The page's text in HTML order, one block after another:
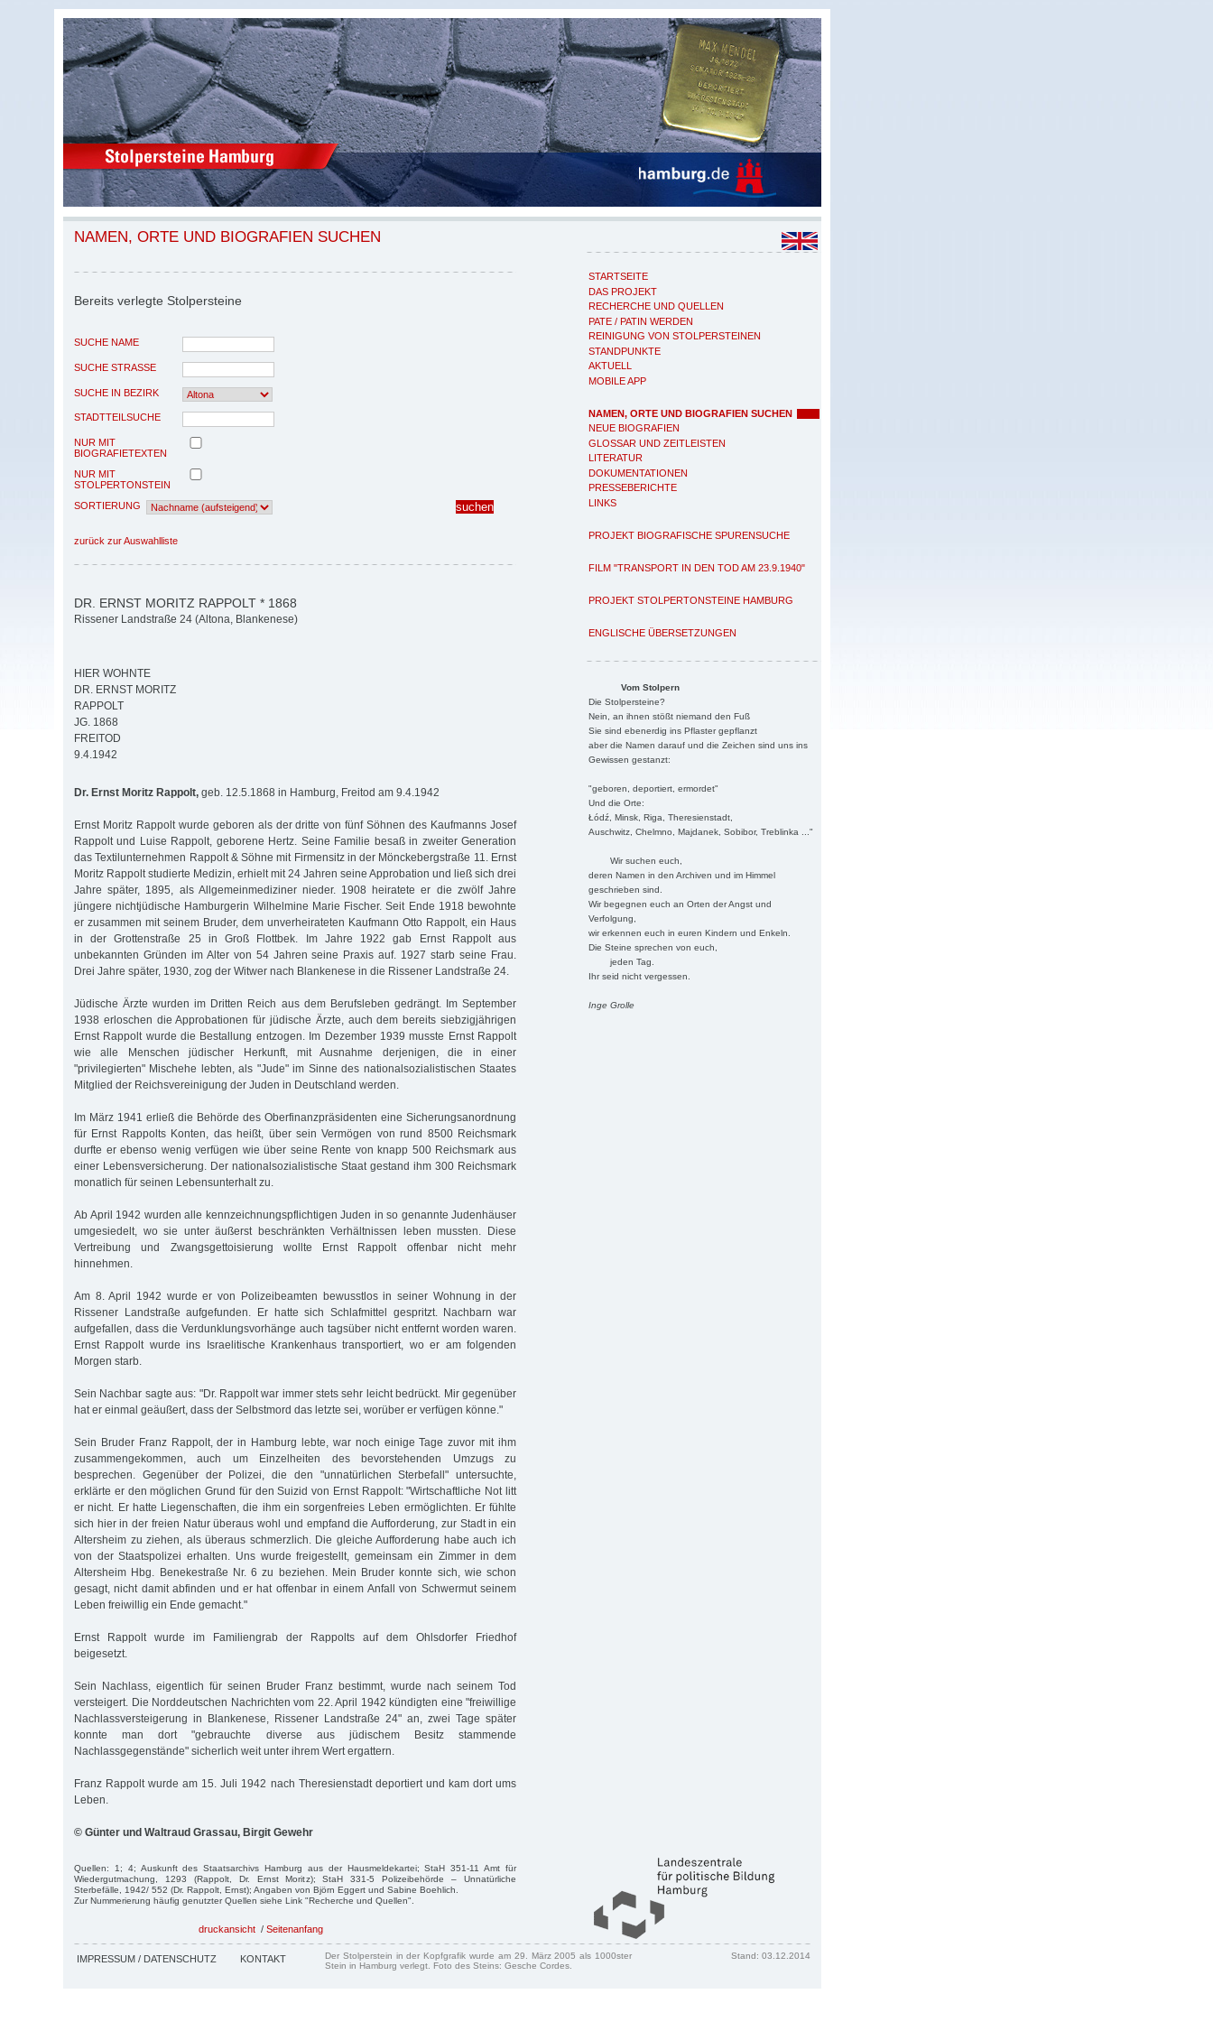
STARTSEITE
DAS PROJEKT
RECHERCHE UND QUELLEN
PATE / PATIN WERDEN
REINIGUNG VON STOLPERSTEINEN
STANDPUNKTE
AKTUELL
MOBILE APP
NAMEN, ORTE UND BIOGRAFIEN SUCHEN
NEUE BIOGRAFIEN
GLOSSAR UND ZEITLEISTEN
LITERATUR
DOKUMENTATIONEN
PRESSEBERICHTE
LINKS
PROJEKT BIOGRAFISCHE SPURENSUCHE
FILM "TRANSPORT IN DEN TOD AM 23.9.1940"
PROJEKT STOLPERTONSTEINE HAMBURG
ENGLISCHE ÜBERSETZUNGEN
Vom Stolpern
Die Stolpersteine?
Nein, an ihnen stößt niemand den Fuß
Sie sind ebenerdig ins Pflaster gepflanzt
aber die Namen darauf und die Zeichen sind uns ins
Gewissen gestanzt:
"geboren, deportiert, ermordet"
Und die Orte:
Łódź, Minsk, Riga, Theresienstadt,
Auschwitz, Chelmno, Majdanek, Sobibor, Treblinka ..."
Wir suchen euch,
deren Namen in den Archiven und im Himmel
geschrieben sind.
Wir begegnen euch an Orten der Angst und
Verfolgung,
wir erkennen euch in euren Kindern und Enkeln.
Die Steine sprechen von euch,
jeden Tag.
Ihr seid nicht vergessen.
Inge Grolle
NAMEN, ORTE UND BIOGRAFIEN SUCHEN
Bereits verlegte Stolpersteine
SUCHE NAME
SUCHE STRASSE
SUCHE IN BEZIRK
STADTTEILSUCHE
NUR MIT
BIOGRAFIETEXTEN
NUR MIT
STOLPERTONSTEIN
SORTIERUNG
zurück zur Auswahlliste
DR. ERNST MORITZ RAPPOLT * 1868
Rissener Landstraße 24 (Altona, Blankenese)
HIER WOHNTE
DR. ERNST MORITZ
RAPPOLT
JG. 1868
FREITOD
9.4.1942
Dr. Ernst Moritz Rappolt, geb. 12.5.1868 in Hamburg, Freitod am 9.4.1942
Ernst Moritz Rappolt wurde geboren als der dritte von fünf Söhnen des Kaufmanns Josef
Rappolt und Luise Rappolt, geborene Hertz. Seine Familie besaß in zweiter Generation
das Textilunternehmen Rappolt & Söhne mit Firmensitz in der Mönckebergstraße 11. Ernst
Moritz Rappolt studierte Medizin, erhielt mit 24 Jahren seine Approbation und ließ sich drei
Jahre später, 1895, als Allgemeinmediziner nieder. 1908 heiratete er die zwölf Jahre
jüngere nichtjüdische Hamburgerin Wilhelmine Marie Fischer. Seit Ende 1918 bewohnte
er zusammen mit seinem Bruder, dem unverheirateten Kaufmann Otto Rappolt, ein Haus
in der Grottenstraße 25 in Groß Flottbek. Im Jahre 1922 gab Ernst Rappolt aus
unbekannten Gründen im Alter von 54 Jahren seine Praxis auf. 1927 starb seine Frau.
Drei Jahre später, 1930, zog der Witwer nach Blankenese in die Rissener Landstraße 24.
Jüdische Ärzte wurden im Dritten Reich aus dem Berufsleben gedrängt. Im September
1938 erloschen die Approbationen für jüdische Ärzte, auch dem bereits siebzigjährigen
Ernst Rappolt wurde die Bestallung entzogen. Im Dezember 1939 musste Ernst Rappolt
wie alle Menschen jüdischer Herkunft, mit Ausnahme derjenigen, die in einer
"privilegierten" Mischehe lebten, als "Jude" im Sinne des nationalsozialistischen Staates
Mitglied der Reichsvereinigung der Juden in Deutschland werden.
Im März 1941 erließ die Behörde des Oberfinanzpräsidenten eine Sicherungsanordnung
für Ernst Rappolts Konten, das heißt, über sein Vermögen von rund 8500 Reichsmark
durfte er ebenso wenig verfügen wie über seine Rente von knapp 500 Reichsmark aus
einer Lebensversicherung. Der nationalsozialistische Staat gestand ihm 300 Reichsmark
monatlich für seinen Lebensunterhalt zu.
Ab April 1942 wurden alle kennzeichnungspflichtigen Juden in so genannte Judenhäuser
umgesiedelt, wo sie unter äußerst beschränkten Verhältnissen leben mussten. Diese
Vertreibung und Zwangsgettoisierung wollte Ernst Rappolt offenbar nicht mehr
hinnehmen.
Am 8. April 1942 wurde er von Polizeibeamten bewusstlos in seiner Wohnung in der
Rissener Landstraße aufgefunden. Er hatte sich Schlafmittel gespritzt. Nachbarn war
aufgefallen, dass die Verdunklungsvorhänge auch tagsüber nicht entfernt worden waren.
Ernst Rappolt wurde ins Israelitische Krankenhaus transportiert, wo er am folgenden
Morgen starb.
Sein Nachbar sagte aus: "Dr. Rappolt war immer stets sehr leicht bedrückt. Mir gegenüber
hat er einmal geäußert, dass der Selbstmord das letzte sei, worüber er verfügen könne."
Sein Bruder Franz Rappolt, der in Hamburg lebte, war noch einige Tage zuvor mit ihm
zusammengekommen, auch um Einzelheiten des bevorstehenden Umzugs zu
besprechen. Gegenüber der Polizei, die den "unnatürlichen Sterbefall" untersuchte,
erklärte er den möglichen Grund für den Suizid von Ernst Rappolt: "Wirtschaftliche Not litt
er nicht. Er hatte Liegenschaften, die ihm ein sorgenfreies Leben ermöglichten. Er fühlte
sich hier in der freien Natur überaus wohl und empfand die Aufforderung, zur Stadt in ein
Altersheim zu ziehen, als überaus schmerzlich. Die gleiche Aufforderung habe auch ich
von der Staatspolizei erhalten. Uns wurde freigestellt, gemeinsam ein Zimmer in dem
Altersheim Hbg. Benekestraße Nr. 6 zu beziehen. Mein Bruder konnte sich, wie schon
gesagt, nicht damit abfinden und er hat offenbar in einem Anfall von Schwermut seinem
Leben freiwillig ein Ende gemacht."
Ernst Rappolt wurde im Familiengrab der Rappolts auf dem Ohlsdorfer Friedhof
beigesetzt.
Sein Nachlass, eigentlich für seinen Bruder Franz bestimmt, wurde nach seinem Tod
versteigert. Die Norddeutschen Nachrichten vom 22. April 1942 kündigten eine "freiwillige
Nachlassversteigerung in Blankenese, Rissener Landstraße 24" an, zwei Tage später
konnte man dort "gebrauchte diverse aus jüdischem Besitz stammende
Nachlassgegenstände" sicherlich weit unter ihrem Wert ergattern.
Franz Rappolt wurde am 15. Juli 1942 nach Theresienstadt deportiert und kam dort ums
Leben.
© Günter und Waltraud Grassau, Birgit Gewehr
Quellen: 1; 4; Auskunft des Staatsarchivs Hamburg aus der Hausmeldekartei; StaH 351-11 Amt für
Wiedergutmachung, 1293 (Rappolt, Dr. Ernst Moritz); StaH 331-5 Polizeibehörde – Unnatürliche
Sterbefälle, 1942/ 552 (Dr. Rappolt, Ernst); Angaben von Björn Eggert und Sabine Boehlich.
Zur Nummerierung häufig genutzter Quellen siehe Link "Recherche und Quellen".
druckansicht / Seitenanfang
IMPRESSUM / DATENSCHUTZ KONTAKT
Der Stolperstein in der Kopfgrafik wurde am 29. März 2005 als 1000ster
Stein in Hamburg verlegt. Foto des Steins: Gesche Cordes.
Stand: 03.12.2014